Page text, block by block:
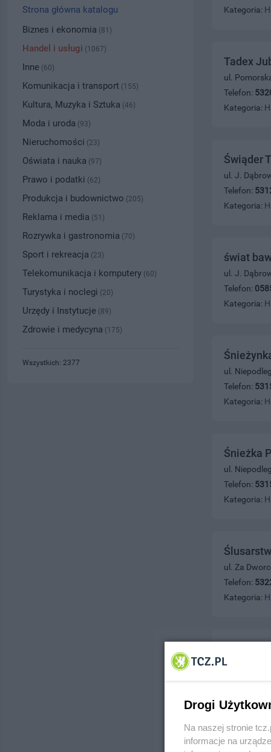
Kategoria:
Tadex
ul.
Telefon:
Kategoria:
Świąder
ul. J.
Telefon:
Kategoria:
świat
ul. J.
Telefon:
Kategoria:
ul.
Telefon:
Kategoria:
Śnieżka
ul.
Telefon:
Kategoria:
ul. Za
Telefon:
Kategoria:
ul.
Strona główna katalogu
Biznes i ekonomia (81)
Handel i usługi (1067)
Inne (60)
Komunikacja i transport (155)
Kultura, Muzyka i Sztuka (46)
Moda i uroda (93)
Nieruchomości (23)
Oświata i nauka (97)
Prawo i podatki (62)
Produkcja i budownictwo (205)
Reklama i media (51)
Rozrywka i gastronomia (70)
Sport i rekreacja (23)
Telekomunikacja i komputery (60)
Turystyka i noclegi (20)
Urzędy i Instytucje (89)
Zdrowie i medycyna (175)
Wszystkich: 2377
Drogi
Na naszej stronie
informacje na